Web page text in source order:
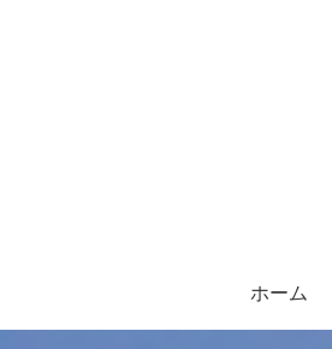
ホーム